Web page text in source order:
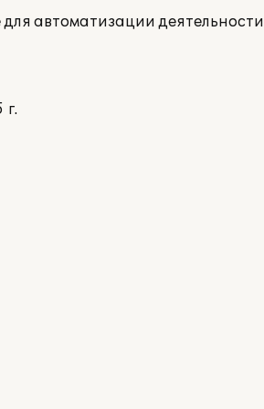
автоматизации
г.